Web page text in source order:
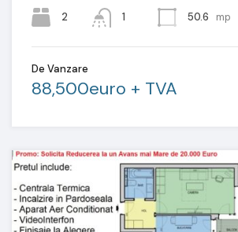
2
1
50.6
mp
De Vanzare
88,500euro + TVA